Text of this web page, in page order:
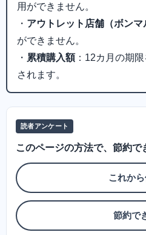
用ができません。
・ アウトレット店舗（ボンマ
ができません。
・ 累積購入額：12カ月の期
されます。
読者アンケート
このページの方法で、節約で
これから
節約で